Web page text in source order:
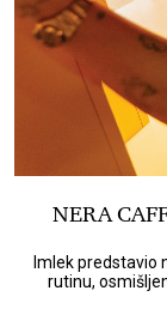
NERA
Imlek predstavio
rutinu,